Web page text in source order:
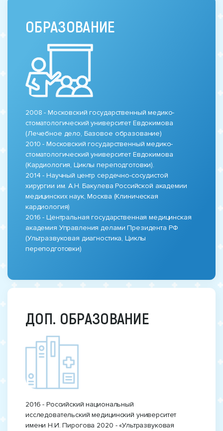
ОБРАЗОВАНИЕ
2008 - Московский государственный медико-
стоматологический университет Евдокимова
(Лечебное дело, Базовое образование)
2010 - Московский государственный медико-
стоматологический университет Евдокимова
(Кардиология, Циклы переподготовки).
2014 - Научный центр сердечно-сосудистой
хирургии им. А.Н. Бакулева Российской академии
медицинских наук, Москва (Клиническая
кардиология)
2016 - Центральная государственная медицинская
академия Управления делами Президента РФ
(Ультразвуковая диагностика, Циклы
переподготовки)
ДОП. ОБРАЗОВАНИЕ
2016 - Российский национальный
исследовательский медицинский университет
имени Н.И. Пирогова 2020 - «Ультразвуковая